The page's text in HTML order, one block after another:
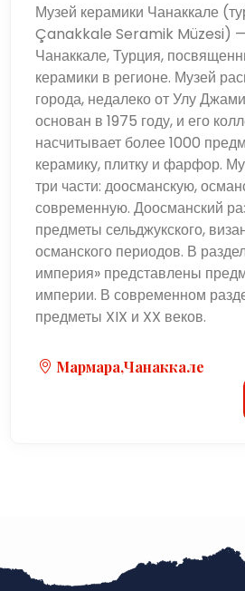
Музей керамики Чанаккале
Çanakkale Seramik Müzesi)
Чанаккале, Турция,
керамики в регионе. Музей
города, недалеко от Улу
основан в 1975 году, и его
насчитывает более 1000
керамику, плитку и фарфор.
три части: доосманскую,
современную. Доосманский
предметы сельджукского,
османского периодов. В
империя» представлены
империи. В современном
предметы XIX и XX веков.
Мармара,Чанаккале